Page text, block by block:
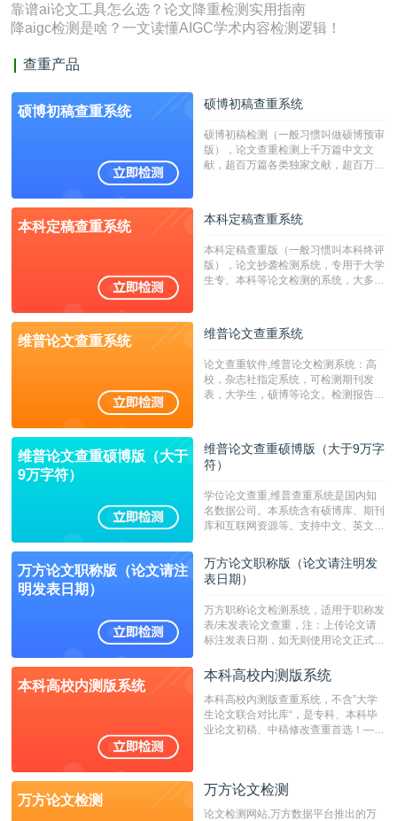
靠谱ai论文工具怎么选？论文降重检测实用指南
降aigc检测是啥？一文读懂AIGC学术内容检测逻辑！
查重产品
硕博初稿查重系统 硕博初稿查重系统
硕博初稿检测（一般习惯叫做硕博预审
版），论文查重检测上千万篇中文文
献，超百万篇各类独家文献，超百万港
校用来检测硕博论文的系统，检测范围
广，数据来源真实，检测算法合理!本
字符数30万）
本科定稿查重系统 本科定稿查重系统
本科定稿查重版（一般习惯叫本科终评
版），论文抄袭检测系统，专用于大学
生专、本科等论文检测的系统，大多数
维普论文查重系统 维普论文查重系统
论文查重软件,维普论文检测系统：高
校，杂志社指定系统，可检测期刊发
表，大学生，硕博等论文。检测报告支
维普论文查重硕博版（大于
9万字符）
维普论文查重硕博版（大于9万字
符）
学位论文查重,维普查重系统是国内知
名数据公司。本系统含有硕博库、期刊
库和互联网资源等。支持中文、英文、
定院校！！！
万方论文职称版（论文请注
明发表日期）
万方论文职称版（论文请注明发
表日期）
万方职称论文检测系统，适用于职称发
表/未发表论文查重，注：上传论文请
标注发表日期，如无则使用论文正式发
成时间作为发表日期。
本科高校内测版系统
本科高校内测版系统
本科高校内测版查重系统，不含”大学
生论文联合对比库“，是专科、本科毕
业论文初稿、中稿修改查重首选！——
万方论文检测
万方论文检测
论文检测网站,万方数据平台推出的万